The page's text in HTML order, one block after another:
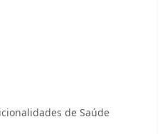
de Saúde